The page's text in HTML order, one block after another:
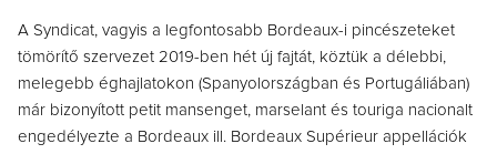
A Syndicat, vagyis a legfontosabb Bordeaux-i pincészeteket
tömörítő szervezet 2019-ben hét új fajtát, köztük a délebbi,
melegebb éghajlatokon (Spanyolországban és Portugáliában)
már bizonyított petit mansenget, marselant és touriga nacionalt
engedélyezte a Bordeaux ill. Bordeaux Supérieur appellációk